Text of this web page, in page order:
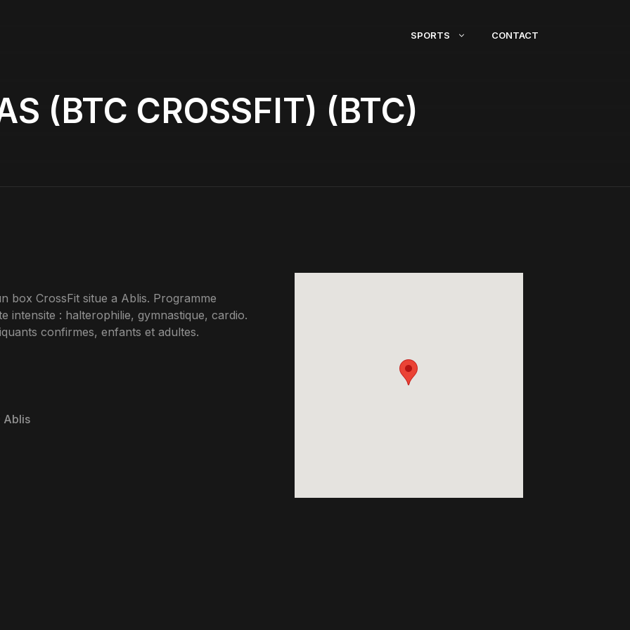
SPORTS CONTACT
(BTC CROSSFIT) (BTC)
box CrossFit situe a Ablis. Programme
intensite : halterophilie, gymnastique, cardio.
confirmes, enfants et adultes.
Ablis